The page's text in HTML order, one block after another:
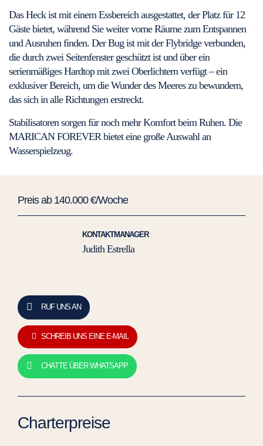
Das Heck ist mit einem Essbereich ausgestattet, der Platz für 12
Gäste bietet, während Sie weiter vorne Räume zum Entspannen
und Ausruhen finden. Der Bug ist mit der Flybridge verbunden,
die durch zwei Seitenfenster geschützt ist und über ein
serienmäßiges Hardtop mit zwei Oberlichtern verfügt – ein
exklusiver Bereich, um die Wunder des Meeres zu bewundern,
das sich in alle Richtungen erstreckt.
Stabilisatoren sorgen für noch mehr Komfort beim Ruhen. Die
MARICAN FOREVER bietet eine große Auswahl an
Wasserspielzeug.
Preis ab 140.000 €/Woche
KONTAKTMANAGER
Judith Estrella
RUF UNS AN
SCHREIB UNS EINE E-MAIL
CHATTE ÜBER WHATSAPP
Charterpreise